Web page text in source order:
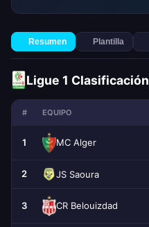
Resumen Plantilla
Ligue 1 Clasificación
# EQUIPO
1 MC Alger
2 JS Saoura
3 CR Belouizdad